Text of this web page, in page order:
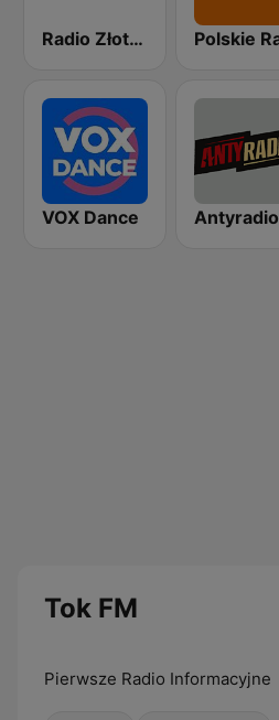
Radio Złote Przeboje
VOX Dance Antyradio
Tok FM
Pierwsze Radio Informacyjne